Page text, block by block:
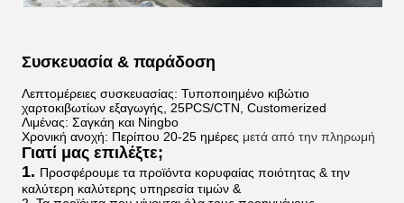
Συσκευασία & παράδοση
Λεπτομέρειες συσκευασίας: Τυποποιημένο κιβώτιο
χαρτοκιβωτίων εξαγωγής, 25PCS/CTN, Customerized
Λιμένας: Σαγκάη και Ningbo
Χρονική ανοχή: Περίπου 20-25 ημέρες μετά από την πληρωμή
Γιατί μας επιλέξτε;
1. Προσφέρουμε τα προϊόντα κορυφαίας ποιότητας & την
καλύτερη καλύτερης υπηρεσία τιμών &